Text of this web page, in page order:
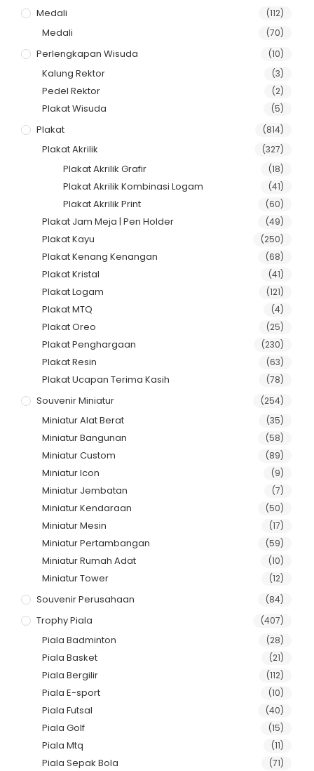
Medali (112)
Medali (70)
Perlengkapan Wisuda (10)
Kalung Rektor (3)
Pedel Rektor (2)
Plakat Wisuda (5)
Plakat (814)
Plakat Akrilik (327)
Plakat Akrilik Grafir (18)
Plakat Akrilik Kombinasi Logam (41)
Plakat Akrilik Print (60)
Plakat Jam Meja | Pen Holder (49)
Plakat Kayu (250)
Plakat Kenang Kenangan (68)
Plakat Kristal (41)
Plakat Logam (121)
Plakat MTQ (4)
Plakat Oreo (25)
Plakat Penghargaan (230)
Plakat Resin (63)
Plakat Ucapan Terima Kasih (78)
Souvenir Miniatur (254)
Miniatur Alat Berat (35)
Miniatur Bangunan (58)
Miniatur Custom (89)
Miniatur Icon (9)
Miniatur Jembatan (7)
Miniatur Kendaraan (50)
Miniatur Mesin (17)
Miniatur Pertambangan (59)
Miniatur Rumah Adat (10)
Miniatur Tower (12)
Souvenir Perusahaan (84)
Trophy Piala (407)
Piala Badminton (28)
Piala Basket (21)
Piala Bergilir (112)
Piala E-sport (10)
Piala Futsal (40)
Piala Golf (15)
Piala Mtq (11)
Piala Sepak Bola (71)